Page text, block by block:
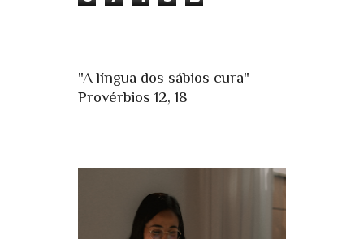
"A língua dos sábios cura" -
Provérbios 12, 18